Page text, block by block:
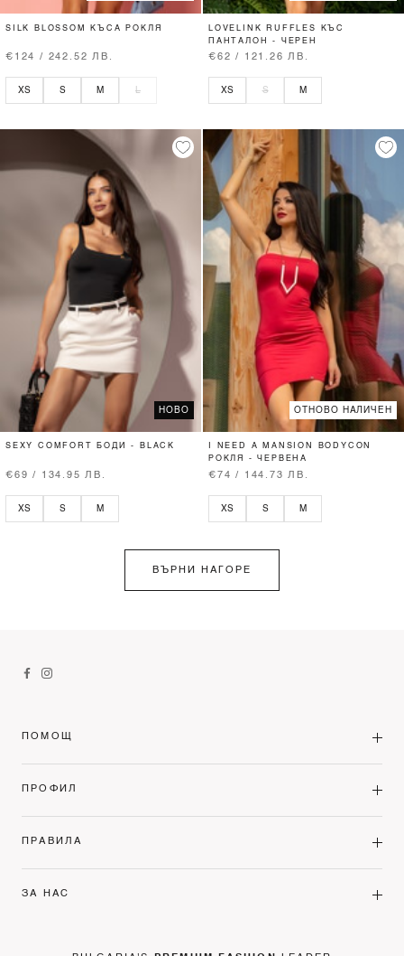
SILK BLOSSOM КЪСА РОКЛЯ
€124 / 242.52 ЛВ.
XS S M L
LOVELINK RUFFLES КЪС
ПАНТАЛОН - ЧЕРЕН
€62 / 121.26 ЛВ.
XS S M
НОВО
SEXY COMFORT БОДИ - BLACK
€69 / 134.95 ЛВ.
XS S M
ОТНОВО НАЛИЧЕН
I NEED A MANSION BODYCON
РОКЛЯ - ЧЕРВЕНА
€74 / 144.73 ЛВ.
XS S M
ВЪРНИ НАГОРЕ
ПОМОЩ
ПРОФИЛ
ПРАВИЛА
ЗА НАС